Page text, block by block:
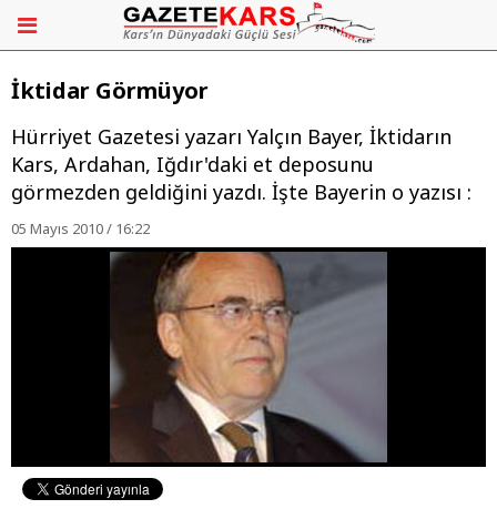
İktidar Görmüyor
Hürriyet Gazetesi yazarı Yalçın Bayer, İktidarın
Kars, Ardahan, Iğdır'daki et deposunu
görmezden geldiğini yazdı. İşte Bayerin o yazısı :
05 Mayıs 2010 / 16:22